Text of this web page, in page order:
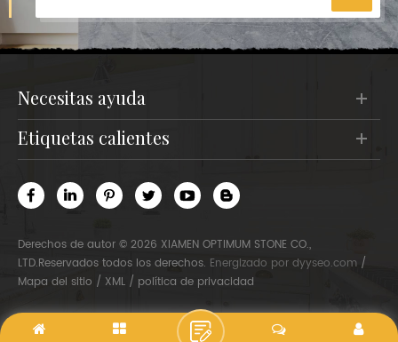
necesitas ayuda
etiquetas calientes
Derechos de autor © 2026 XIAMEN OPTIMUM STONE CO.,
LTD.Reservados todos los derechos. Energizado por dyyseo.com /
Mapa del sitio / XML / política de privacidad